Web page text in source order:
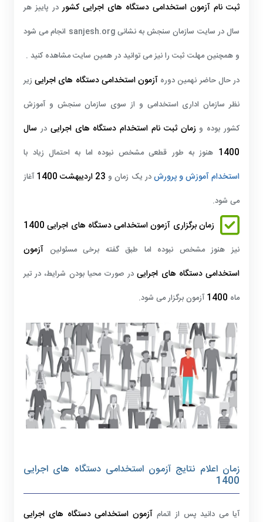
ثبت نام آزمون استخدامی دستگاه های اجرایی کشوردر پاییز هر
سال در سایت سازمان سنجش به نشانی sanjesh.org انجام می شود
و همچنین مهلت ثبت را نیز می توانید در همین سایت مشاهده کنید .
در حال حاضر نهمین دوره آزمون استخدامی دستگاه های اجرایی زیر
نظر سازمان اداری استخدامی و از سوی سازمان سنجش و آموزش
کشور بوده وزمانثبت نام استخدام دستگاه های اجرایی در سال
1400 هنوز به طور قطعی مشخص نبوده اما به احتمال زیاد با
استخدام آموزش و پرورشدر یک زمان و 23 اردیبهشت 1400
آغاز
می شود.
زمان برگزاری آزمون استخدامی دستگاه های اجرایی 1400
نیز هنوز مشخص نبوده اما طبق گفته برخی مسئولین آزمون
استخدامی دستگاه های اجراییدر صورت محیا بودن شرایط، در تیر
ماه
آزمون برگزار می شود.
زمان اعلام نتایج آزمون استخدامی دستگاه های اجرایی
1400
آیا می دانید پس از اتمامآزمون استخدامی دستگاه های اجرایی